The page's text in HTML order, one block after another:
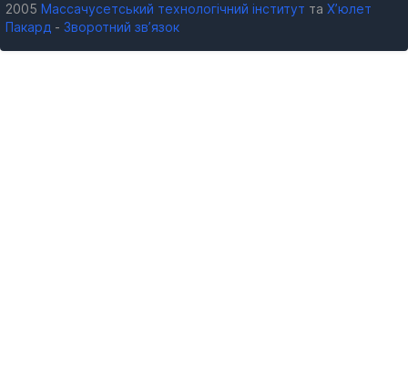
2005 Массачусетський технологічний інститут та Х’юлет
Пакард - Зворотний зв’язок